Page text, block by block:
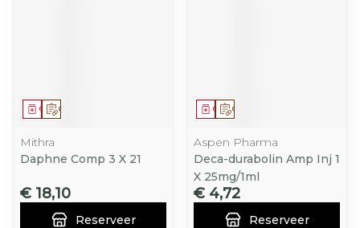
Op voorschrift
Geneesmiddel
Mithra
Daphne Comp 3 X 21
€ 18,10
Reserveer
Op voorschrift
Geneesmiddel
Aspen Pharma
Deca-durabolin Amp Inj 1
X 25mg/1ml
€ 4,72
Reserveer